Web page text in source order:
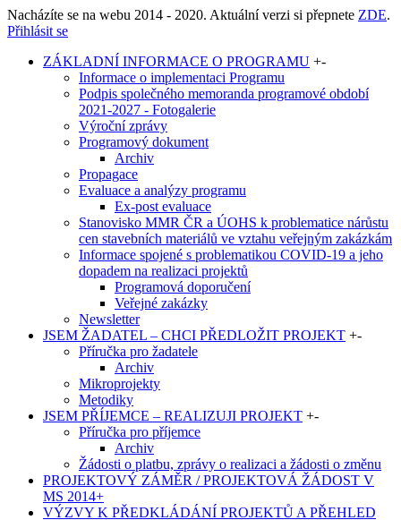
Nacházíte se na webu 2014 - 2020. Aktuální verzi si přepnete ZDE.
Přihlásit se
ZÁKLADNÍ INFORMACE O PROGRAMU +-
Informace o implementaci Programu
Podpis společného memoranda programové období
2021-2027 - Fotogalerie
Výroční zprávy
Programový dokument
Archiv
Propagace
Evaluace a analýzy programu
Ex-post evaluace
Stanovisko MMR ČR a ÚOHS k problematice nárůstu
cen stavebních materiálů ve vztahu veřejným zakázkám
Informace spojené s problematikou COVID-19 a jeho
dopadem na realizaci projektů
Programová doporučení
Veřejné zakázky
Newsletter
JSEM ŽADATEL – CHCI PŘEDLOŽIT PROJEKT +-
Příručka pro žadatele
Archiv
Mikroprojekty
Metodiky
JSEM PŘÍJEMCE – REALIZUJI PROJEKT +-
Příručka pro příjemce
Archiv
Žádosti o platbu, zprávy o realizaci a žádosti o změnu
PROJEKTOVÝ ZÁMĚR / PROJEKTOVÁ ŽÁDOST V
MS 2014+
VÝZVY K PŘEDKLÁDÁNÍ PROJEKTŮ A PŘEHLED